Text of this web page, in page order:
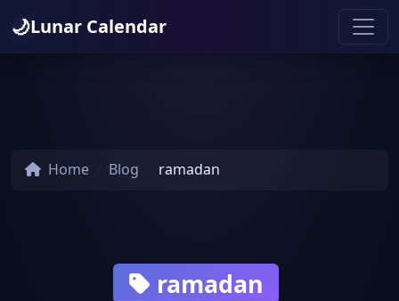
🌙Lunar Calendar
Home Blog ramadan
ramadan